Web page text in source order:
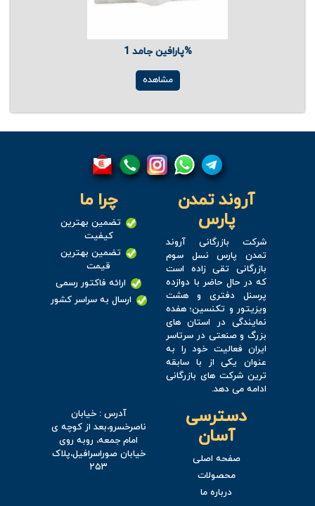
پارافین جامد 1%
مشاهده
آروند تمدن
پارس
شرکت بازرگانی آروند
تمدن پارس نسل سوم
بازرگانی تقی زاده است
که در حال حاضر با دوازده
پرسنل دفتری و هشت
ویزیتور و تکنسین؛ هفده
نمایندگی در استان های
بزرگ و صنعتی در سرتاسر
ایران فعالیت خود را به
عنوان یکی از با سابقه
ترین شرکت های بازرگانی
ادامه می دهد.
چرا ما
تضمین بهترین
کیفیت
تضمین بهترین
قیمت
ارائه فاکتور رسمی
ارسال به سراسر کشور
دسترسی
آسان
صفحه اصلی
محصولات
درباره ما
آدرس : خیابان
ناصرخسرو،بعد از کوچه ی
امام جمعه، روبه روی
خیابان صوراسرافیل،پلاک
۲۵۳